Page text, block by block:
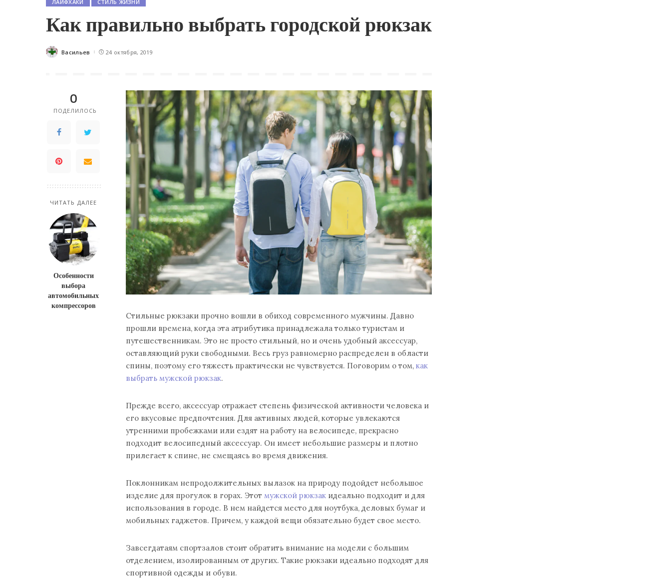
ЛАЙФХАКИ СТИЛЬ ЖИЗНИ
Как правильно выбрать городской рюкзак
Posted
Васильев 24 октября, 2019
0
ПОДЕЛИЛОСЬ
ЧИТАТЬ ДАЛЕЕ
Особенности
выбора
автомобильных
компрессоров
Стильные рюкзаки прочно вошли в обиход современного мужчины. Давно
прошли времена, когда эта атрибутика принадлежала только туристам и
путешественникам. Это не просто стильный, но и очень удобный аксессуар,
оставляющий руки свободными. Весь груз равномерно распределен в области
спины, поэтому его тяжесть практически не чувствуется. Поговорим о том, как
выбрать мужской рюкзак.
Прежде всего, аксессуар отражает степень физической активности человека и
его вкусовые предпочтения. Для активных людей, которые увлекаются
утренними пробежками или ездят на работу на велосипеде, прекрасно
подходит велосипедный аксессуар. Он имеет небольшие размеры и плотно
прилегает к спине, не смещаясь во время движения.
Поклонникам непродолжительных вылазок на природу подойдет небольшое
изделие для прогулок в горах. Этот мужской рюкзак идеально подходит и для
использования в городе. В нем найдется место для ноутбука, деловых бумаг и
мобильных гаджетов. Причем, у каждой вещи обязательно будет свое место.
Завсегдатаям спортзалов стоит обратить внимание на модели с большим
отделением, изолированным от других. Такие рюкзаки идеально подходят для
спортивной одежды и обуви.